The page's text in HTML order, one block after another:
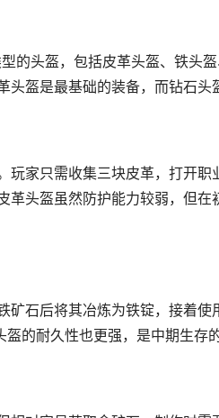
的头盔，包括皮革头盔、铁头
盔是最基础的装备，而钻石头
玩家只需收集三块皮革，打开职
革头盔虽然防护能力较弱，但
矿石后将其冶炼为铁锭，接着使
的耐久性也更强，是中期生存的